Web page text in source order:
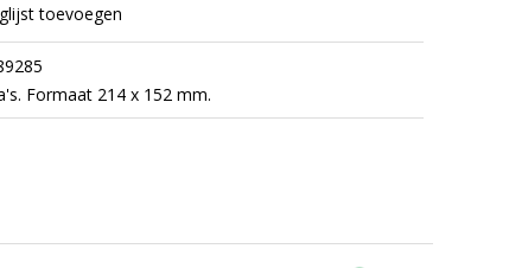
toevoegen
Formaat 214 x 152 mm.